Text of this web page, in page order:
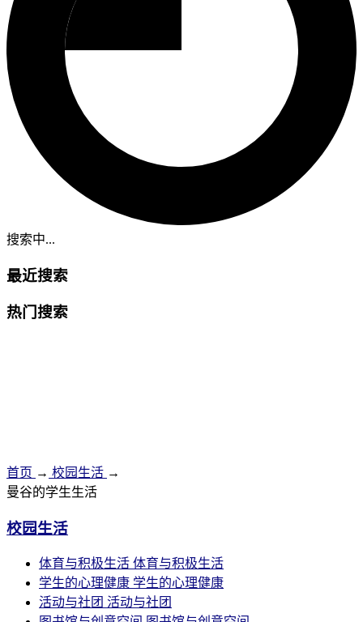
搜索中...
最近搜索
热门搜索
首页 → 校园生活 →
曼谷的学生生活
校园生活
体育与积极生活 体育与积极生活
学生的心理健康 学生的心理健康
活动与社团 活动与社团